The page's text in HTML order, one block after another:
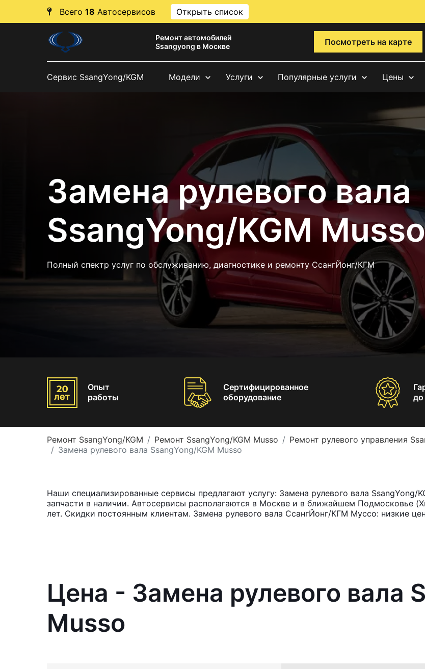
Всего 18 Автосервисов Открыть список
Ремонт автомобилей
Ssangyong в Москве
Посмотреть на карте
Сервис SsangYong/KGM Модели Услуги Популярные услуги Цены
Замена рулевого вала
SsangYong/KGM Musso
Полный спектр услуг по обслуживанию, диагностике и ремонту СсангЙонг/КГМ
Опыт
работы
Сертифицированное
оборудование
до
Ремонт SsangYong/KGM Ремонт SsangYong/KGM Musso
Ремонт рулевого управления
Замена рулевого вала SsangYong/KGM Musso
Наши специализированные сервисы предлагают услугу: Замена рулевого вала SsangYong/
запчасти в наличии. Автосервисы располагаются в Москве и в ближайшем Подмосковье
лет. Скидки постоянным клиентам. Замена рулевого вала СсангЙонг/КГМ Муссо: низкие
Цена - Замена рулевого вала
Musso